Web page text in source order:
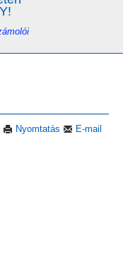
Nyomtatás E-mail